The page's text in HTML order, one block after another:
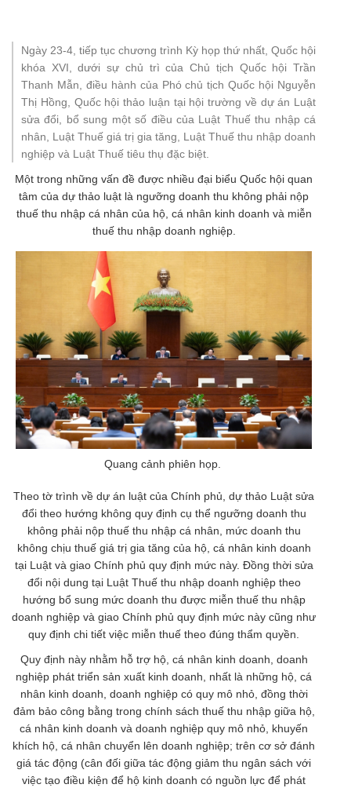
Ngày 23-4, tiếp tục chương trình Kỳ họp thứ nhất, Quốc hội
khóa XVI, dưới sự chủ trì của Chủ tịch Quốc hội Trần
Thanh Mẫn, điều hành của Phó chủ tịch Quốc hội Nguyễn
Thị Hồng, Quốc hội thảo luận tại hội trường về dự án Luật
sửa đổi, bổ sung một số điều của Luật Thuế thu nhập cá
nhân, Luật Thuế giá trị gia tăng, Luật Thuế thu nhập doanh
nghiệp và Luật Thuế tiêu thụ đặc biệt.
Một trong những vấn đề được nhiều đại biểu Quốc hội quan
tâm của dự thảo luật là ngưỡng doanh thu không phải nộp
thuế thu nhập cá nhân của hộ, cá nhân kinh doanh và miễn
thuế thu nhập doanh nghiệp.
Quang cảnh phiên họp.
Theo tờ trình về dự án luật của Chính phủ, dự thảo Luật sửa
đổi theo hướng không quy định cụ thể ngưỡng doanh thu
không phải nộp thuế thu nhập cá nhân, mức doanh thu
không chịu thuế giá trị gia tăng của hộ, cá nhân kinh doanh
tại Luật và giao Chính phủ quy định mức này. Đồng thời sửa
đổi nội dung tại Luật Thuế thu nhập doanh nghiệp theo
hướng bổ sung mức doanh thu được miễn thuế thu nhập
doanh nghiệp và giao Chính phủ quy định mức này cũng như
quy định chi tiết việc miễn thuế theo đúng thẩm quyền.
Quy định này nhằm hỗ trợ hộ, cá nhân kinh doanh, doanh
nghiệp phát triển sản xuất kinh doanh, nhất là những hộ, cá
nhân kinh doanh, doanh nghiệp có quy mô nhỏ, đồng thời
đảm bảo công bằng trong chính sách thuế thu nhập giữa hộ,
cá nhân kinh doanh và doanh nghiệp quy mô nhỏ, khuyến
khích hộ, cá nhân chuyển lên doanh nghiệp; trên cơ sở đánh
giá tác động (cân đối giữa tác động giảm thu ngân sách với
việc tạo điều kiện để hộ kinh doanh có nguồn lực để phát